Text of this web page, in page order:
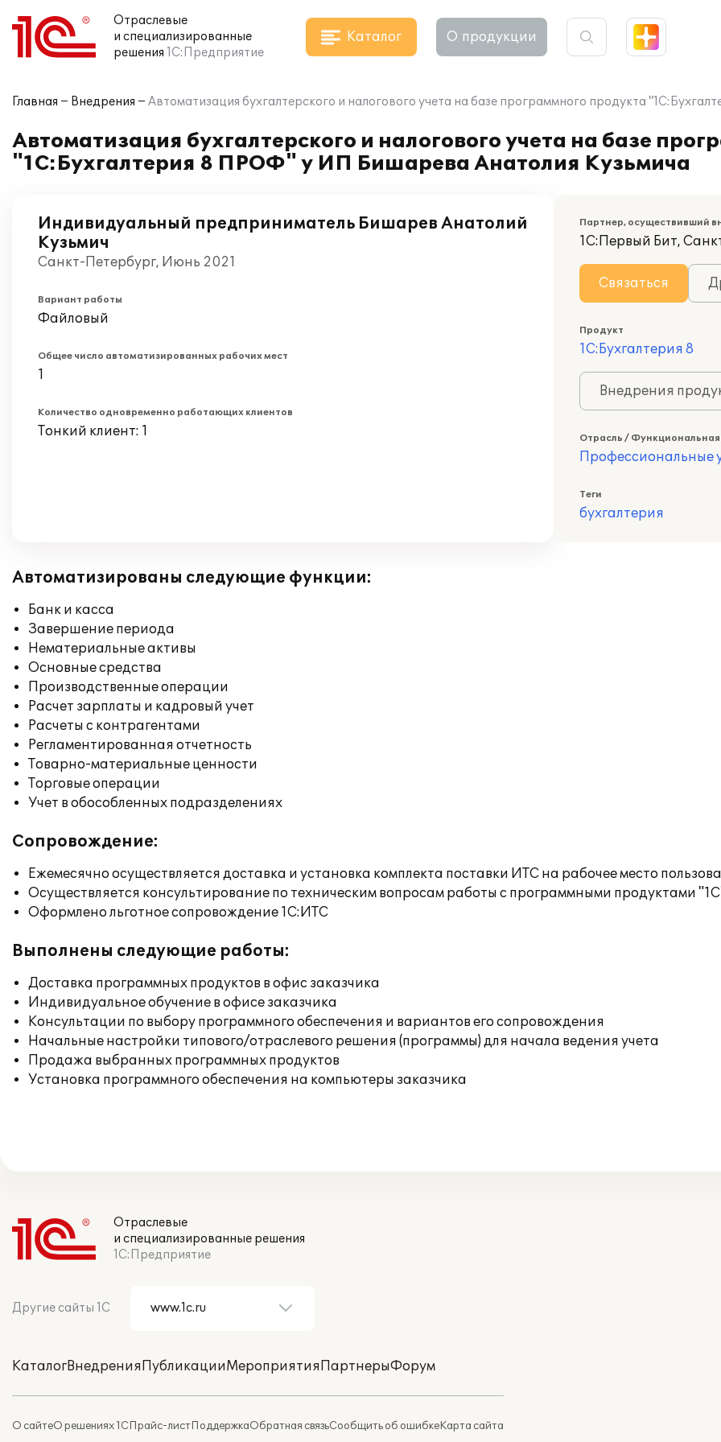
Отраслевые
и специализированные
решения 1С:Предприятие
Каталог О продукции
Главная Внедрения Автоматизация бухгалтерского и налогового учета на базе программного продукта
Автоматизация бухгалтерского и налогового учета на базе
"1С:Бухгалтерия 8 ПРОФ" у ИП Бишарева Анатолия Кузьмича
Индивидуальный предприниматель Бишарев Анатолий
Кузьмич
Санкт-Петербург, Июнь 2021
Вариант работы
Файловый
Общее число автоматизированных рабочих мест
1
Количество одновременно работающих клиентов
Тонкий клиент: 1
Партнер, осуществивший
1С:Первый Бит,
Связаться
Продукт
1С:Бухгалтерия 8
Внедрения
Отрасль / Функциональная
Профессиональные
Теги
бухгалтерия
Автоматизированы следующие функции:
Банк и касса
Завершение периода
Нематериальные активы
Основные средства
Производственные операции
Расчет зарплаты и кадровый учет
Расчеты с контрагентами
Регламентированная отчетность
Товарно-материальные ценности
Торговые операции
Учет в обособленных подразделениях
Сопровождение:
Ежемесячно осуществляется доставка и установка комплекта поставки ИТС на рабочее место
Осуществляется консультирование по техническим вопросам работы с программными продуктами
Оформлено льготное сопровождение 1С:ИТС
Выполнены следующие работы:
Доставка программных продуктов в офис заказчика
Индивидуальное обучение в офисе заказчика
Консультации по выбору программного обеспечения и вариантов его сопровождения
Начальные настройки типового/отраслевого решения (программы) для начала ведения учета
Продажа выбранных программных продуктов
Установка программного обеспечения на компьютеры заказчика
Отраслевые
и специализированные решения
1С:Предприятие
Другие сайты 1С
КаталогВнедренияПубликацииМероприятияПартнерыФорум
О сайтеО решениях 1СПрайс-листПоддержкаОбратная связьСообщить об ошибкеКарта сайта